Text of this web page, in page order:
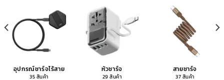
อุปกรณ์ชาร์จไร้สาย
35 สินค้า
หัวชาร์จ
29 สินค้า
สายชาร์จ
37 สินค้า